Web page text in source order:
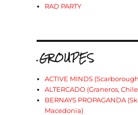
RAD PARTY
.GROUPES
ACTIVE MINDS
ALTERCADO (Graneros,
BERNAYS PROPAGANDA
Macedonia)